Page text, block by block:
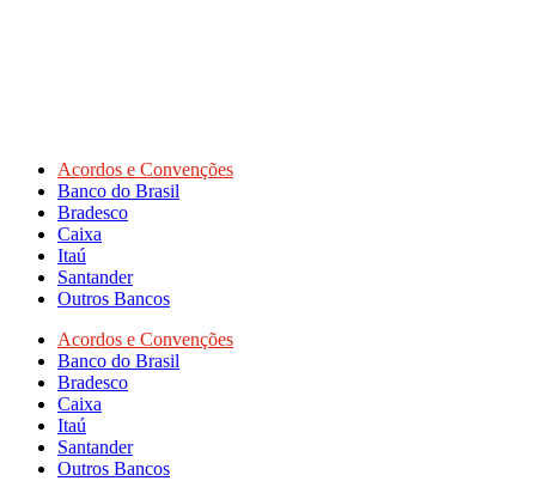
Acordos e Convenções
Banco do Brasil
Bradesco
Caixa
Itaú
Santander
Outros Bancos
Acordos e Convenções
Banco do Brasil
Bradesco
Caixa
Itaú
Santander
Outros Bancos